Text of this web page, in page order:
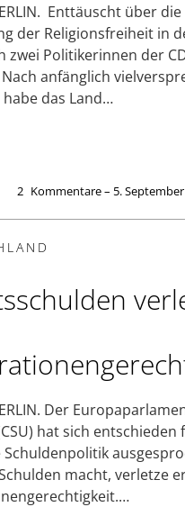
Enttäuscht über die
der Religionsfreiheit in
zwei Politikerinnen der
anfänglich
das Land…
2 Kommentare – 5. September
Der
hat sich entschieden
macht, verletze